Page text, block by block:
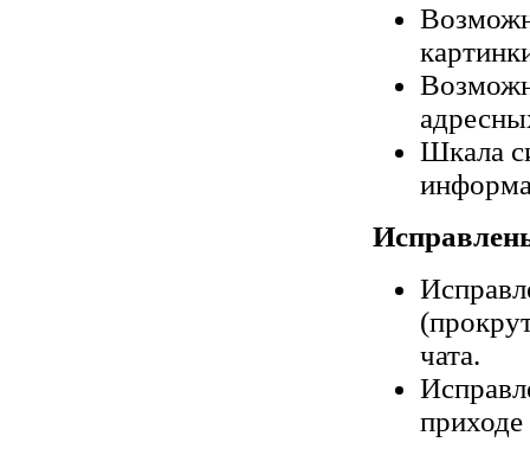
Шкала
чата.